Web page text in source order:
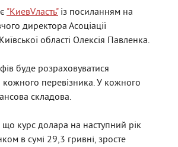
"КиевVласть"із посиланням на
директора Асоціації
області Олексія Павленка.
буде розраховуватися
кожного перевізника. У кожного
складова.
що курс долара на наступний рік
в сумі 29,3 гривні, зросте